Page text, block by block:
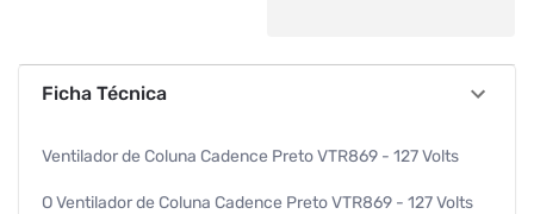
Ficha Técnica
Ventilador de Coluna Cadence Preto VTR869 - 127 Volts
O Ventilador de Coluna Cadence Preto VTR869 - 127 Volts